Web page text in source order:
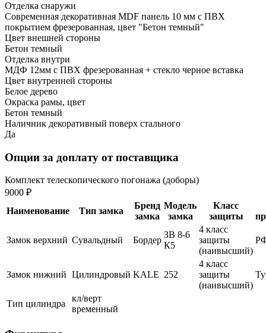
Отделка снаружи
Современная декоративная MDF панель 10 мм с ПВХ
покрытием фрезерованная, цвет "Бетон темный"
Цвет внешней стороны
Бетон темный
Отделка внутри
МДФ 12мм с ПВХ фрезерованная + стекло черное вставка
Цвет внутренней стороны
Белое дерево
Окраска рамы, цвет
Бетон темный
Наличник декоративный поверх стального
Да
Опции за доплату от поставщика
Комплект телескопического погонажа (доборы)
9000 ₽
Наименование
Тип замка
Бренд
замка
Модель
замка
Класс
защиты
Замок верхний Сувальдный Бордер
ЗВ 8-6
К5
4 класс
защиты
(наивысший)
Замок нижний Цилиндровый KALE 252
4 класс
защиты
(наивысший)
Тип цилиндра
кл/верт
временный